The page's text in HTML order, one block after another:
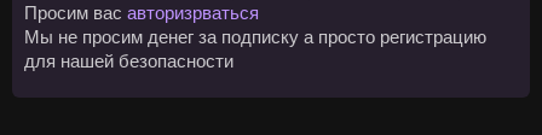
Просим вас авторизрваться
Мы не просим денег за подписку а просто регистрацию
для нашей безопасности